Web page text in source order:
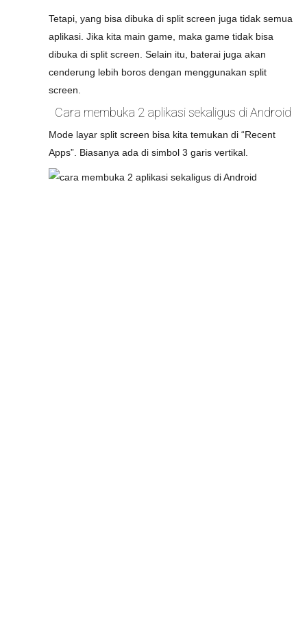
Tetapi, yang bisa dibuka di split screen juga tidak semua
aplikasi. Jika kita main game, maka game tidak bisa
dibuka di split screen. Selain itu, baterai juga akan
cenderung lebih boros dengan menggunakan split
screen.
Cara membuka 2 aplikasi sekaligus di Android
Mode layar split screen bisa kita temukan di “Recent
Apps”. Biasanya ada di simbol 3 garis vertikal.